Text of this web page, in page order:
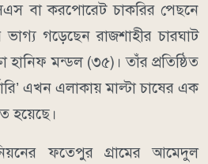
বা করপোরেট চাকরির পেছনে
গড়েছেন রাজশাহীর চারঘাট
মন্ডল (৩৫)। তাঁর প্রতিষ্ঠিত
এখন এলাকায় মাল্টা চাষের এক
হয়েছে।
ফতেপুর গ্রামের আমেদুল